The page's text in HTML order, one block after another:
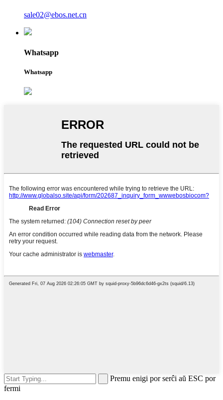
sale02@ebos.net.cn
Whatsapp
Whatsapp
Premu enigi por serĉi aŭ ESC por
fermi